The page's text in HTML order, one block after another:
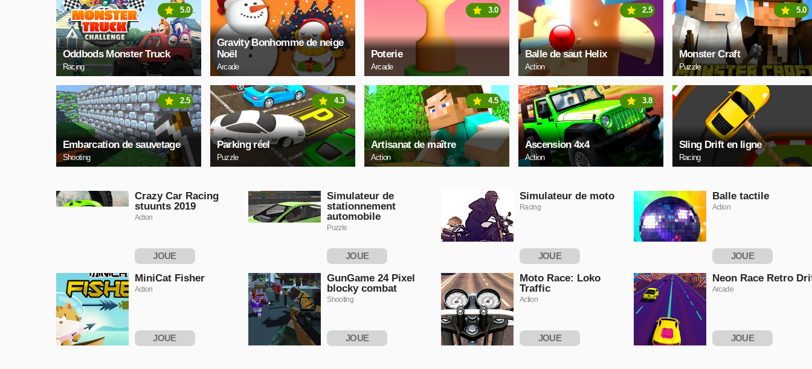
Oddbods Monster Truck
Racing
5.0
Gravity Bonhomme de neige
Noël
Arcade
Poterie
Arcade
3.0
Balle de saut Helix
Action
2.5
Monster Craft
Puzzle
5.0
Embarcation de sauvetage
Shooting
2.5
Parking réel
Puzzle
4.3
Artisanat de maître
Action
4.5
Ascension 4x4
Action
3.8
Sling Drift en ligne
Racing
Crazy Car Racing
stuunts 2019
Action
JOUE
Simulateur de
stationnement
automobile
Puzzle
JOUE
Simulateur de moto
Racing
JOUE
Balle tactile
Action
JOUE
MiniCat Fisher
Action
JOUE
GunGame 24 Pixel
blocky combat
Shooting
JOUE
Moto Race: Loko
Traffic
Action
JOUE
Neon Race Retro
Arcade
JOUE